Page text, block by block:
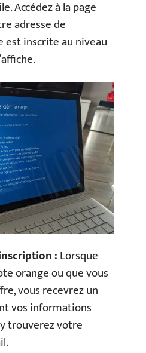
Accédez à la page
adresse de
est inscrite au niveau
:Lorsque
orange ou que vous
vous recevrez un
vos informations
trouverez votre